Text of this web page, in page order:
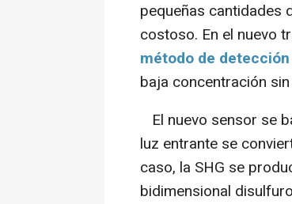
pequeñas cantidades
costoso. En el nuevo
método de
baja concentración
El nuevo sensor se
luz entrante se
caso, la SHG se
bidimensional